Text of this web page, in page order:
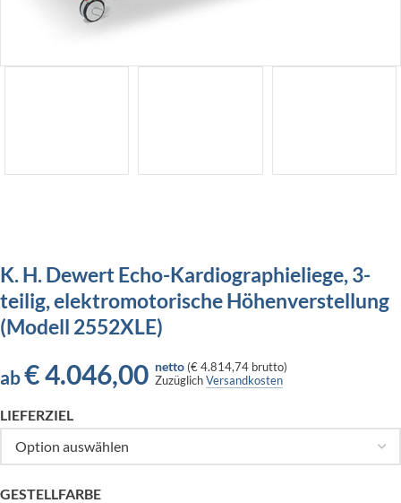
K. H. Dewert Echo-Kardiographieliege, 3-
teilig, elektromotorische Höhenverstellung
(Modell 2552XLE)
ab€4.046,00 netto (€ 4.814,74 brutto)
ZuzüglichVersandkosten
LIEFERZIEL
GESTELLFARBE